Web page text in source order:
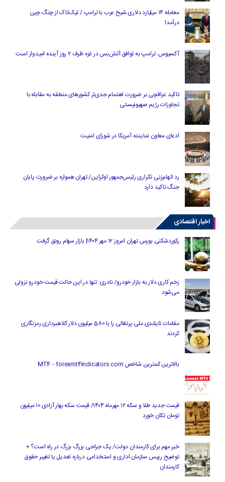
معامله ۱۴ میلیارد دلاری شیخ عرب با ترامپ / تیک‌تاک از چنگ چین
درآمد!
آکسیوس: ترامپ به توافق آتش‌بس در غزه ظرف ۲ روز آینده امیدوار است
تاکید عراقچی بر ضرورت اهتمام جدی‌تر کشورهای منطقه به مقابله با
تجاوزات رژیم صهیونیستی
ادعای معاون نماینده آمریکا در شورای امنیت
رد اتهام‌زنی تکراری رئیس‌جمهور اوکراین/ تهران همواره بر ضرورت پایان
جنگ تاکید دارد
اخبار اقتصادی
رکوردشکنی بورس تهران امروز ۱۲ مهر ۱۴۰۴| بازار سهام رونق گرفت
زخم کاری دلار به بازار خودرو/ نادری: تنها در این حالت قیمت خودرو نزولی
می‌شود
مقامات تایلندی ملی پرتغالی را با 580 میلیون دلار کلاهبرداری رمزنگاری
کردند
بالاترین کمترین شاخص MT4 – forexmt4indicators.com
قیمت جدید طلا و سکه ۱۲ مهرماه ۱۴۰۴/ قیمت سکه بهار آزادی ۱۰ میلیون
تومان تکان خورد
خبر مهم برای کارمندان دولت/ یک جراحی بزرگ بزرگ در راه است؟ +
توضیح رییس سازمان اداری و استخدامی درباره تعدیل یا تغییر حقوق
کارمندان